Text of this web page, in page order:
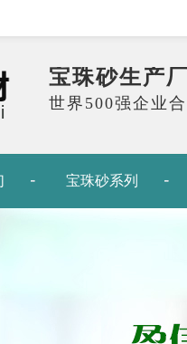
宝珠砂生产
世界500强企业
宝珠砂系列